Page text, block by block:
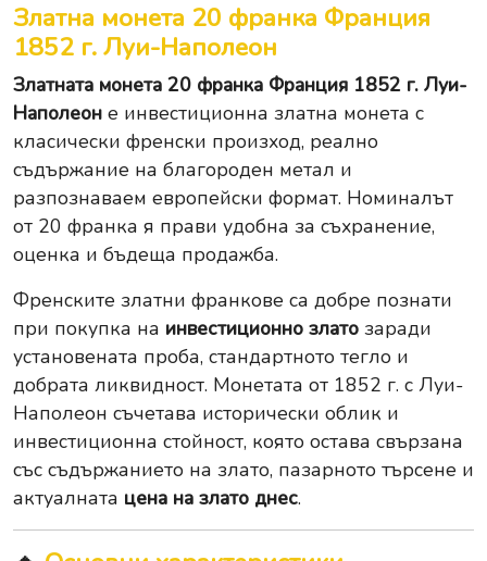
Златна монета 20 франка Франция
1852 г. Луи-Наполеон
Златната монета 20 франка Франция 1852 г. Луи-
Наполеон е инвестиционна златна монета с
класически френски произход, реално
съдържание на благороден метал и
разпознаваем европейски формат. Номиналът
от 20 франка я прави удобна за съхранение,
оценка и бъдеща продажба.
Френските златни франкове са добре познати
при покупка на инвестиционно злато заради
установената проба, стандартното тегло и
добрата ликвидност. Монетата от 1852 г. с Луи-
Наполеон съчетава исторически облик и
инвестиционна стойност, която остава свързана
със съдържанието на злато, пазарното търсене и
актуалната цена на злато днес.